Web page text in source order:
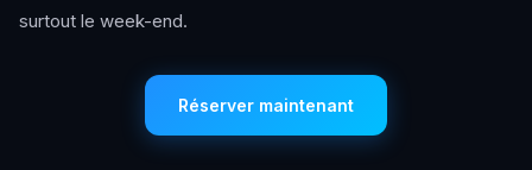
surtout le week-end.
Réserver maintenant